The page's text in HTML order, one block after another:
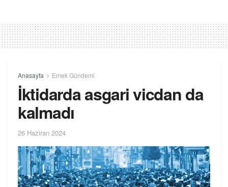
Anasayfa Emek Gündemi
İktidarda asgari vicdan da
kalmadı
26 Haziran 2024